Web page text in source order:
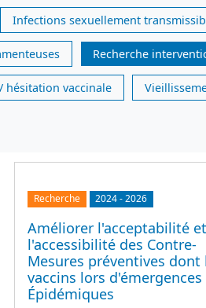
Infections sexuellement
Recherche
hésitation vaccinale
Recherche 2024-2026
Améliorer l'acceptabilité et
l'accessibilité des Contre-
Mesures préventives dont
vaccins lors d'émergences
Épidémiques